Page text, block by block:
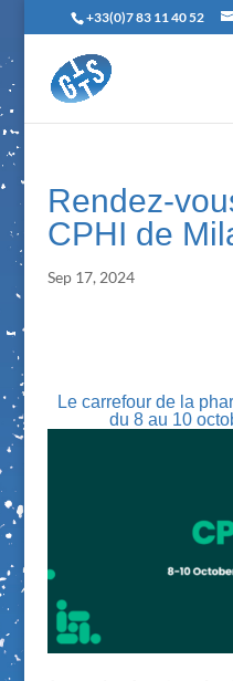
+33(0)7 83 11 40 52
Rendez-
CPHI de
Sep 17, 2024
Le carrefour de la
du 8 au 10